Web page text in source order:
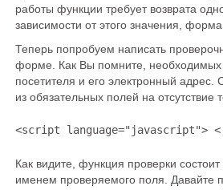
работы функции требует возврата
зависимости от этого значения,
Теперь попробуем написать
форме. Как Вы помните, необходимых
посетителя и его электронный
из обязательных полей на отсутствие
<script language="javascript">
Как видите, функция проверки
именем проверяемого поля. Давайте